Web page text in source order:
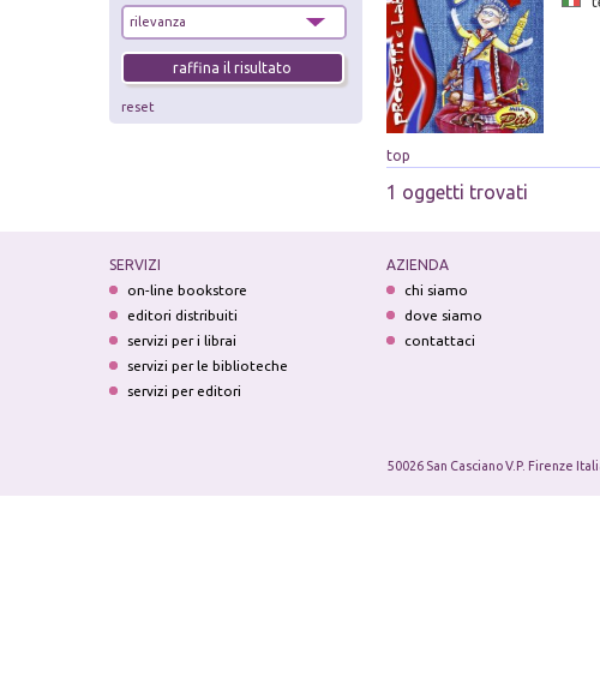
reset
top
1 oggetti trovati
SERVIZI
on-line bookstore
editori distribuiti
servizi per i librai
servizi per le biblioteche
servizi per editori
AZIENDA
chi siamo
dove siamo
contattaci
50026 San Casciano V.P. Firenze